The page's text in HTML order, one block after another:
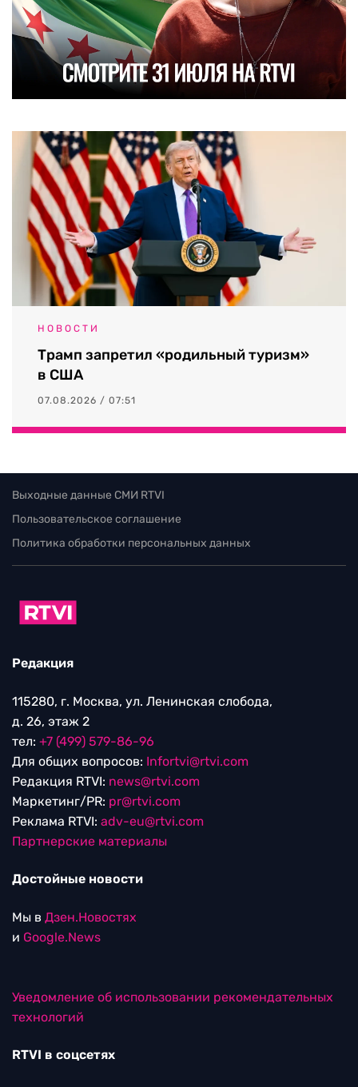
НОВОСТИ
Трамп запретил «родильный туризм»
в США
07.08.2026 / 07:51
Выходные данные СМИ RTVI
Пользовательское соглашение
Политика обработки персональных данных
Редакция
115280, г. Москва, ул. Ленинская слобода,
д. 26, этаж 2
тел: +7 (499) 579-86-96
Для общих вопросов: Infortvi@rtvi.com
Редакция RTVI: news@rtvi.com
Маркетинг/PR: pr@rtvi.com
Реклама RTVI: adv-eu@rtvi.com
Партнерские материалы
Достойные новости
Мы в Дзен.Новостях
и Google.News
Уведомление об использовании рекомендательных
технологий
RTVI в соцсетях